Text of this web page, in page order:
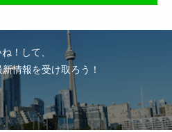
！して、
情報を受け取ろう！